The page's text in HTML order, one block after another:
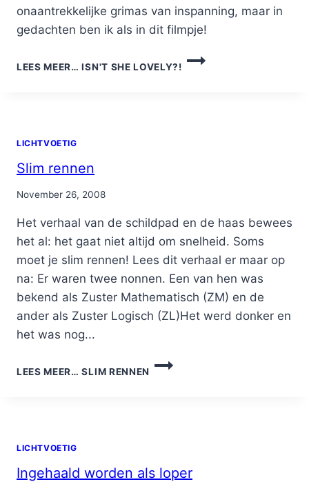
onaantrekkelijke grimas van inspanning, maar in
gedachten ben ik als in dit filmpje!
LEES MEER… ISN'T SHE LOVELY?!
LICHTVOETIG
Slim rennen
By
November 26, 2008
Het verhaal van de schildpad en de haas bewees
het al: het gaat niet altijd om snelheid. Soms
moet je slim rennen! Lees dit verhaal er maar op
na: Er waren twee nonnen. Een van hen was
bekend als Zuster Mathematisch (ZM) en de
ander als Zuster Logisch (ZL)Het werd donker en
het was nog...
LEES MEER… SLIM RENNEN
LICHTVOETIG
Ingehaald worden als loper